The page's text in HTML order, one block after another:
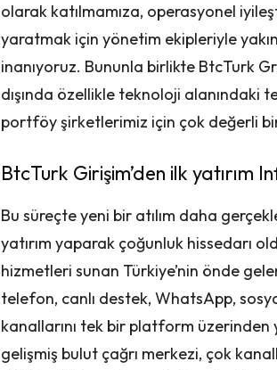
olarak katılmamıza, operasyonel
yaratmak için yönetim ekipleriyle
inanıyoruz. Bununla birlikte BtcTurk
dışında özellikle teknoloji alanındaki
portföy şirketlerimiz için çok değerli
BtcTurk Girişim’den ilk yatırım
Bu süreçte yeni bir atılım daha
yatırım yaparak çoğunluk hissedarı
hizmetleri sunan Türkiye’nin önde
telefon, canlı destek, WhatsApp,
kanallarını tek bir platform
gelişmiş bulut çağrı merkezi, çok